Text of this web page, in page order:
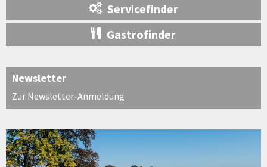
Servicefinder
Gastrofinder
Newsletter
Zur Newsletter-Anmeldung